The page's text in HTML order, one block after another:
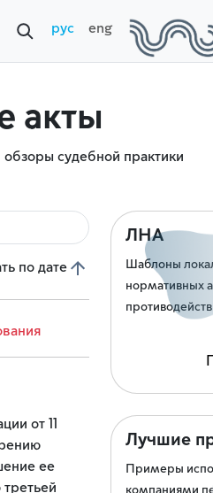
рус eng
акты
судебной практики
по дате
от 11
ее
ЛНА
Шаблоны
нормативных
Лучшие
Примеры
компаниями